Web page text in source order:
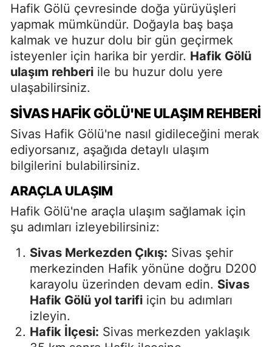
Hafik Gölü çevresinde doğa yürüyüşleri
yapmak mümkündür. Doğayla baş başa
kalmak ve huzur dolu bir gün geçirmek
isteyenler için harika bir yerdir. Hafik Gölü
ulaşım rehberi ile bu huzur dolu yere
ulaşabilirsiniz.
SIVAS HAFIK GÖLÜ'NE ULAŞIM REHBERI
Sivas Hafik Gölü'ne nasıl gidileceğini merak
ediyorsanız, aşağıda detaylı ulaşım
bilgilerini bulabilirsiniz.
ARAÇLA ULAŞIM
Hafik Gölü'ne araçla ulaşım sağlamak için
şu adımları izleyebilirsiniz:
Sivas Merkezden Çıkış: Sivas şehir
merkezinden Hafik yönüne doğru D200
karayolu üzerinden devam edin. Sivas
Hafik Gölü yol tarifi için bu adımları
izleyin.
Hafik İlçesi: Sivas merkezden yaklaşık